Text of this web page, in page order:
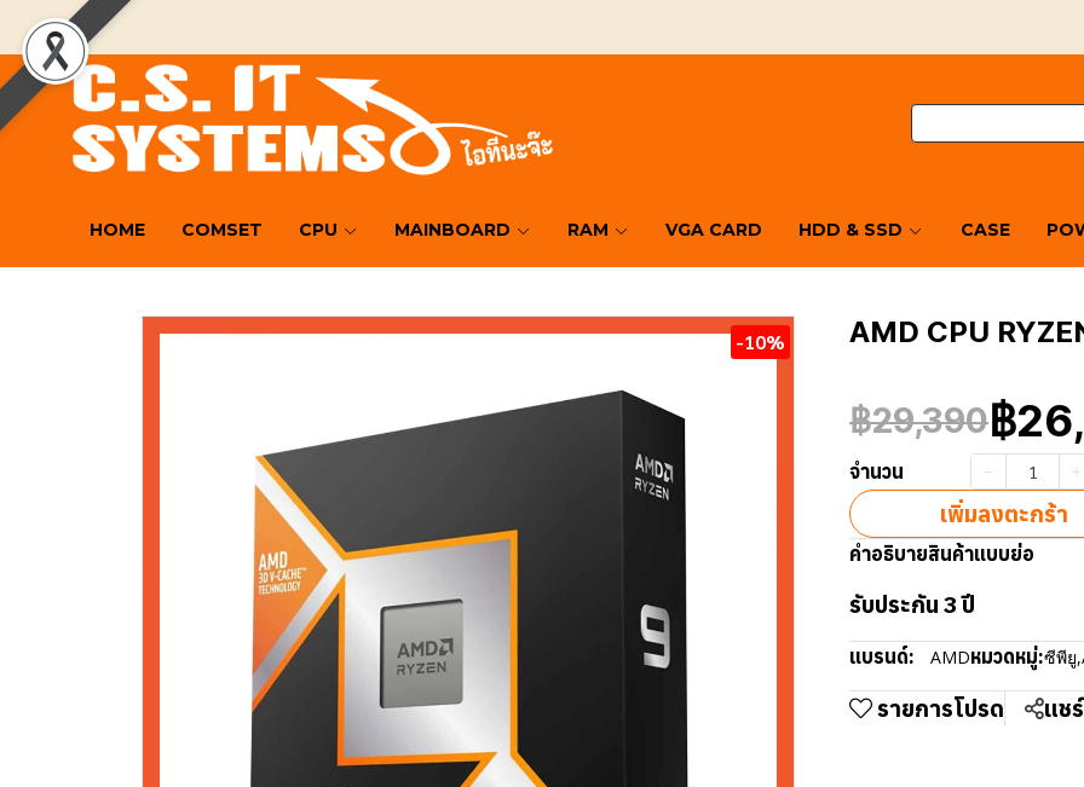
HOME COMSET CPU MAINBOARD RAM VGA CARD HDD & SSD CASE
-10% AMD CPU
฿29,390฿
จำนวน
เพิ่มลงตะกร้า
คำอธิบายสินค้าแบบย่อ
รับประกัน 3 ปี
แบรนด์: AMDหมวดหมู่:ซีพียู,
รายการโปรด แชร์